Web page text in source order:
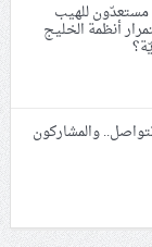
خليفة مستعدّون للهيب
أنظمة الخليج
والمشاركون